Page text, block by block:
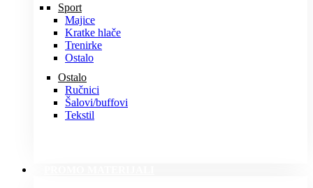
Sport
Majice
Kratke hlače
Trenirke
Ostalo
Ostalo
Ručnici
Šalovi/buffovi
Tekstil